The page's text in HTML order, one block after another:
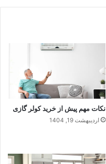
نکات مهم پیش از خرید کولر گازی
اردیبهشت 19, 1404